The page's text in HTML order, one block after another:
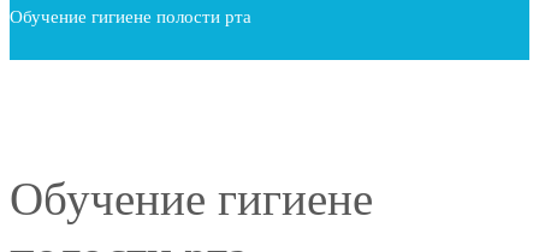
Обучение гигиене полости рта
Обучение гигиене